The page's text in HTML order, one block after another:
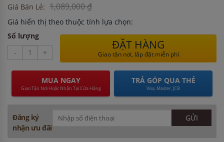
Giá Bán Lẻ: 1,089,000 ₫
Giá hiển thị theo thuộc tính lựa chọn:
Số lượng
-
+
ĐẶT HÀNG
Giao tận nơi, lắp đặt miễn phí
MUA NGAY
Giao Tận Nơi Hoặc Nhận Tại Cửa Hàng
TRẢ GÓP QUA THẺ
Visa, Master, JCB
Đăng ký
nhận ưu đãi